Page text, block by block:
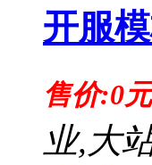
开服
售价:0
业,大